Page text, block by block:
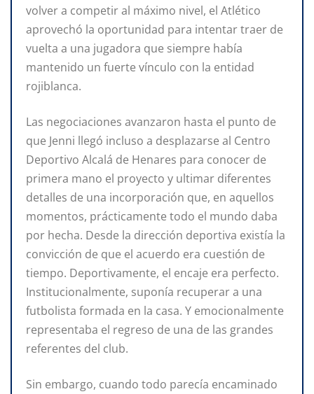
volver a competir al máximo nivel, el Atlético
aprovechó la oportunidad para intentar traer de
vuelta a una jugadora que siempre había
mantenido un fuerte vínculo con la entidad
rojiblanca.
Las negociaciones avanzaron hasta el punto de
que Jenni llegó incluso a desplazarse al Centro
Deportivo Alcalá de Henares para conocer de
primera mano el proyecto y ultimar diferentes
detalles de una incorporación que, en aquellos
momentos, prácticamente todo el mundo daba
por hecha. Desde la dirección deportiva existía la
convicción de que el acuerdo era cuestión de
tiempo. Deportivamente, el encaje era perfecto.
Institucionalmente, suponía recuperar a una
futbolista formada en la casa. Y emocionalmente
representaba el regreso de una de las grandes
referentes del club.
Sin embargo, cuando todo parecía encaminado